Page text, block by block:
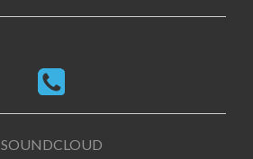
SOUNDCLOUD